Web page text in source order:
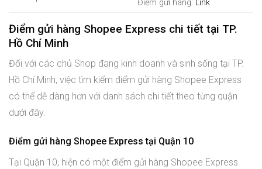
Điểm gửi hàng: Link
Điểm gửi hàng Shopee Express chi tiết tại TP.
Hồ Chí Minh
Đối với các chủ Shop đang kinh doanh và sinh sống tại TP.
Hồ Chí Minh, việc tìm kiếm điểm gửi hàng Shopee Express
có thể dễ dàng hơn với danh sách chi tiết theo từng quận
dưới đây.
Điểm gửi hàng Shopee Express tại Quận 10
Tại Quận 10, hiện có một điểm gửi hàng Shopee Express